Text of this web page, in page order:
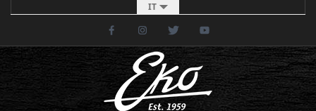
IT
FacebookInstagramTwitter